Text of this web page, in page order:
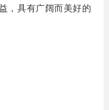
，具有广阔而美好的